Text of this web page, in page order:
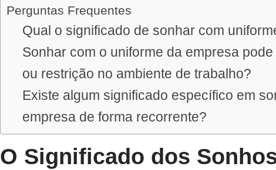
Perguntas Frequentes
Qual o significado de sonhar com
Sonhar com o uniforme da empresa
ou restrição no ambiente de trabalho?
Existe algum significado específico em
empresa de forma recorrente?
O Significado dos